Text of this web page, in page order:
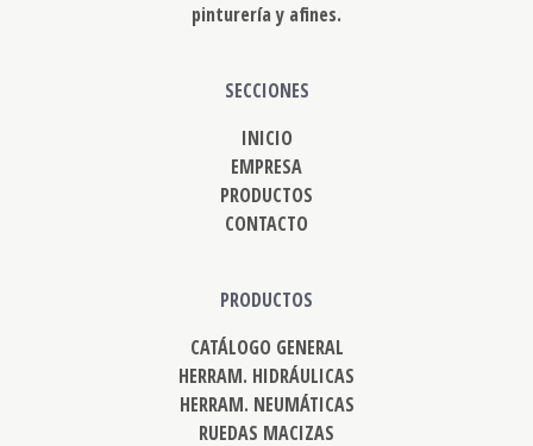
pinturería y afines.
SECCIONES
INICIO
EMPRESA
PRODUCTOS
CONTACTO
PRODUCTOS
CATÁLOGO GENERAL
HERRAM. HIDRÁULICAS
HERRAM. NEUMÁTICAS
RUEDAS MACIZAS